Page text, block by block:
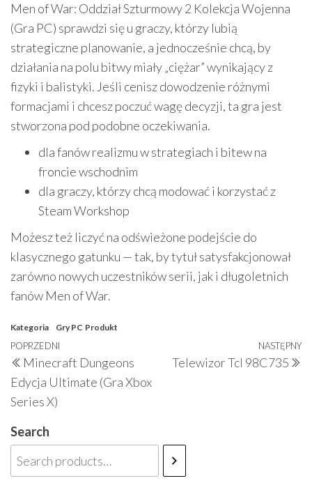
Men of War: Oddział Szturmowy 2 Kolekcja Wojenna
(Gra PC) sprawdzi się u graczy, którzy lubią
strategiczne planowanie, a jednocześnie chcą, by
działania na polu bitwy miały „ciężar” wynikający z
fizyki i balistyki. Jeśli cenisz dowodzenie różnymi
formacjami i chcesz poczuć wagę decyzji, ta gra jest
stworzona pod podobne oczekiwania.
dla fanów realizmu w strategiach i bitew na
froncie wschodnim
dla graczy, którzy chcą modować i korzystać z
Steam Workshop
Możesz też liczyć na odświeżone podejście do
klasycznego gatunku — tak, by tytuł satysfakcjonował
zarówno nowych uczestników serii, jak i długoletnich
fanów Men of War.
Kategoria Gry PC Produkt
Nawigacja
wpisu
Poprzedni
wpis
POPRZEDNI
Minecraft Dungeons
Edycja Ultimate (Gra Xbox
Series X)
NASTĘPNY
Telewizor Tcl 98C735
Search